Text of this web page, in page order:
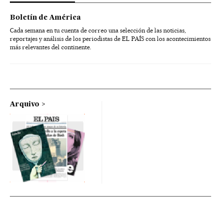
Boletín de América
Cada semana en tu cuenta de correo una selección de las noticias,
reportajes y análisis de los periodistas de EL PAÍS con los acontecimientos
más relevantes del continente.
Arquivo